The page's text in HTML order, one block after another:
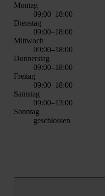
Mon­tag
09:00–18:00
Diens­tag
09:00–18:00
Mitt­woch
09:00–18:00
Don­ners­tag
09:00–18:00
Frei­tag
09:00–18:00
Sams­tag
09:00–13:00
Sonn­tag
geschlos­sen